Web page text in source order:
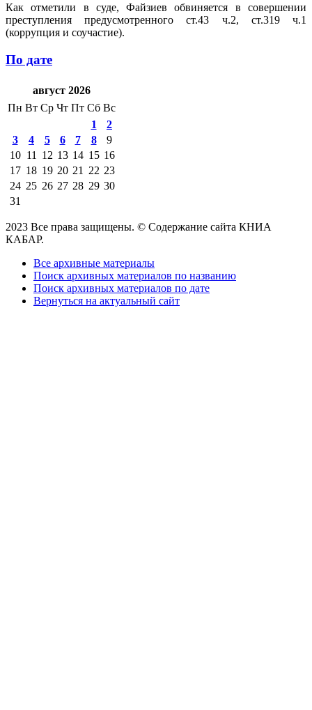
Как отметили в суде, Файзиев обвиняется в совершении
преступления предусмотренного ст.43 ч.2, ст.319 ч.1
(коррупция и соучастие).
По дате
август 2026
Пн Вт Ср Чт Пт Сб Вс
1
2
3
4 5 6 7 8
9
10 11 12 13 14 15 16
17 18 19 20 21 22 23
24 25 26 27 28 29 30
31
2023 Все права защищены. © Содержание сайта КНИА
КАБАР.
Все архивные материалы
Поиск архивных материалов по названию
Поиск архивных материалов по дате
Вернуться на актуальный сайт